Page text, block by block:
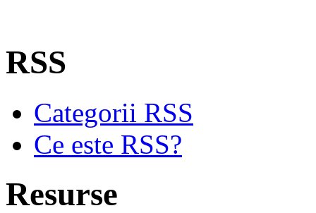
RSS
Categorii RSS
Ce este RSS?
Resurse